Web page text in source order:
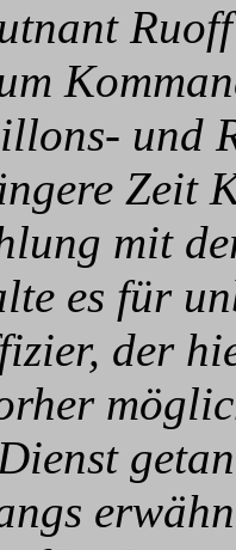
und
Zeit
mit
es für
der